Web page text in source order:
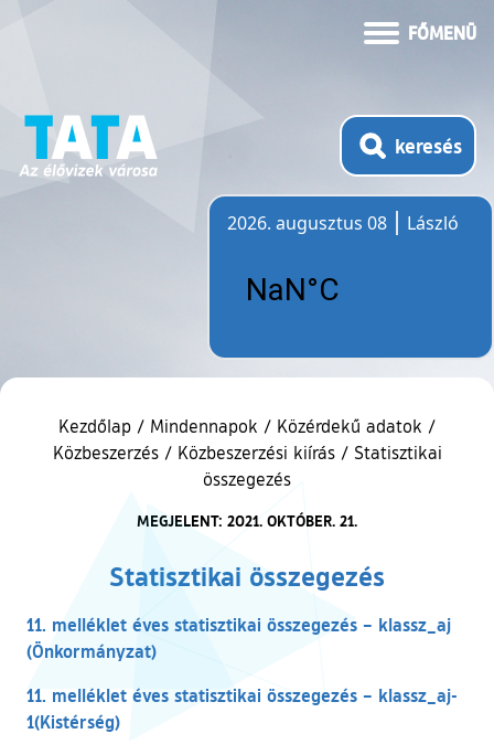
FŐMENÜ
keresés
2026. augusztus 08
László
Kezdőlap / Mindennapok / Közérdekű adatok /
Közbeszerzés / Közbeszerzési kiírás / Statisztikai
összegezés
MEGJELENT: 2021. OKTÓBER. 21.
Statisztikai összegezés
11. melléklet éves statisztikai összegezés – klassz_aj
(Önkormányzat)(külső hivatkozás)
11. melléklet éves statisztikai összegezés – klassz_aj-
1(Kistérség)(külső hivatkozás)